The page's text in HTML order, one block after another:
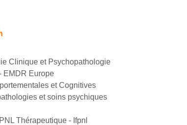
Clinique et Psychopathologie
EMDR Europe
et Cognitives
et soins psychiques
Thérapeutique - Ifpnl